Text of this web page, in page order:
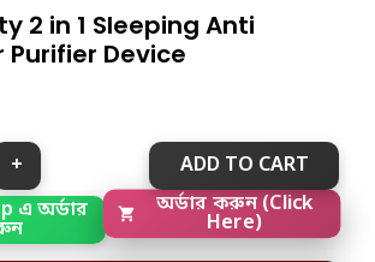
2 in 1 Sleeping Anti
Purifier Device
ADD TO CART
এ অর্ডার
অর্ডার করুন (Click
Here)